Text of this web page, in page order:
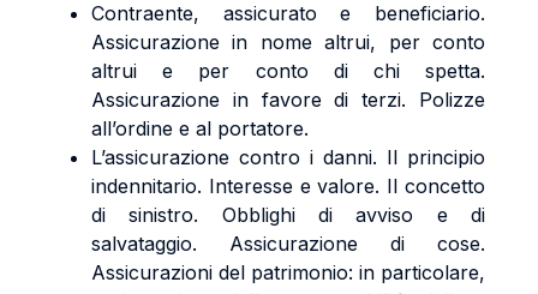
Contraente, assicurato e beneficiario.
Assicurazione in nome altrui, per conto
altrui e per conto di chi spetta.
Assicurazione in favore di terzi. Polizze
all’ordine e al portatore.
L’assicurazione contro i danni. Il principio
indennitario. Interesse e valore. Il concetto
di sinistro. Obblighi di avviso e di
salvataggio. Assicurazione di cose.
Assicurazioni del patrimonio: in particolare,